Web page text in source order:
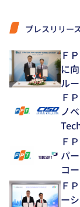
プレスリリース
Ｆ
に
ル
域
Ｆ
ノ
Ｆ
パ
コ
「
～
Ｆ
ー